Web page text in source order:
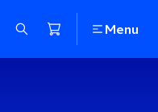
Menu